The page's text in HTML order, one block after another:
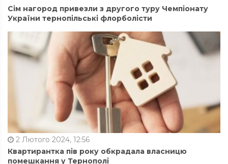
Сім нагород привезли з другого туру Чемпіонату
України тернопільські флорболісти
2 Лютого 2024, 12:56
Квартирантка пів року обкрадала власницю
помешкання у Тернополі